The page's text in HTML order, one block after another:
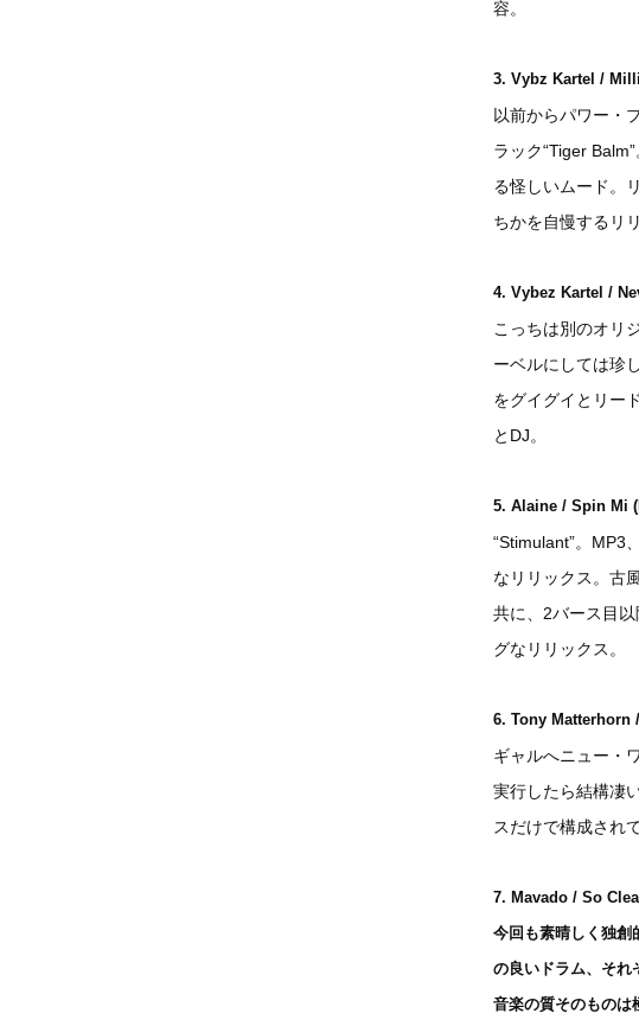
容。
3. Vybz Kartel /
以前からパワー・
ラック“Tiger
る怪しいムード。
ちかを自慢するリ
4. Vybez Kartel /
こっちは別のオリ
ーベルにしては珍
をグイグイとリー
とDJ。
5. Alaine / Spin Mi
“Stimulant”。MP3
なリリックス。古
共に、2バース目
グなリリックス。
6. Tony Matterhorn
ギャルへニュー・
実行したら結構凄
スだけで構成され
7. Mavado / So
今回も素晴しく独
の良いドラム、それ
音楽の質そのものは